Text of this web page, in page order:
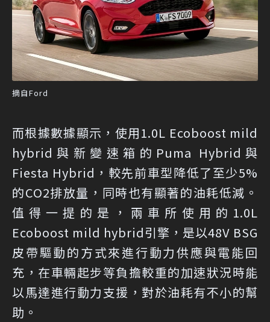
摘自Ford
而根據數據顯示，使用1.0L Ecoboost mild
hybrid與新變速箱的Puma Hybrid與
Fiesta Hybrid，較先前車型降低了至少5%
的CO2排放量，同時也有顯著的油耗低減。
值得一提的是，兩車所使用的1.0L
Ecoboost mild hybrid引擎，是以48V BSG
皮帶驅動的方式來進行動力供應與電能回
充，在車輛起步等負擔較重的加速狀況時能
以馬達進行動力支援，對於油耗有不小的幫
助。